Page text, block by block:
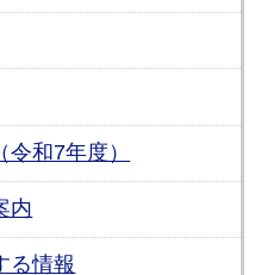
和7年度）
内
る情報